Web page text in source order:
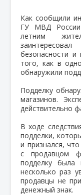
Как сообщили
ГУ МВД России
летним
безопасности и
того, как в
обнаружили
Подделку
магазинов.
действительно
В ходе
подделки,
и признался,
с продавцом
подделку
несколько раз
продавцы не
денежный знак.